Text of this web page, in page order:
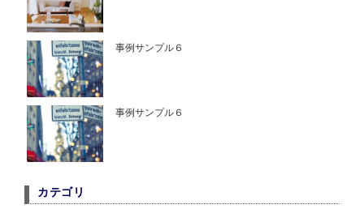
事例サンプル６
事例サンプル６
カテゴリ